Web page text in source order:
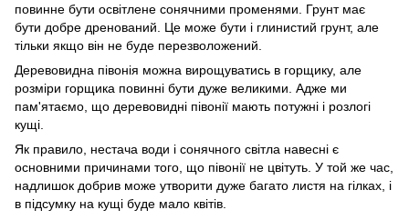
повинне бути освітлене сонячними променями. Грунт має
бути добре дренований. Це може бути і глинистий грунт, але
тільки якщо він не буде перезволожений.
Деревовидна півонія можна вирощуватись в горщику, але
розміри горщика повинні бути дуже великими. Адже ми
пам'ятаємо, що деревовидні півонії мають потужні і розлогі
кущі.
Як правило, нестача води і сонячного світла навесні є
основними причинами того, що півонії не цвітуть. У той же час,
надлишок добрив може утворити дуже багато листя на гілках, і
в підсумку на кущі буде мало квітів.